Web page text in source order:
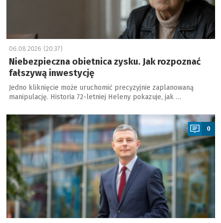
06.08.2026 (20:37)
Niebezpieczna obietnica zysku. Jak rozpoznać
fałszywą inwestycję
Jedno kliknięcie może uruchomić precyzyjnie zaplanowaną
manipulację. Historia 72-letniej Heleny pokazuje, jak …
a
0